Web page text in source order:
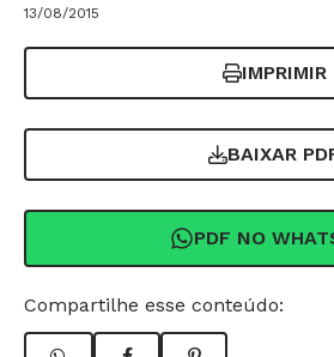
13/08/2015
IMPRIMIR
BAIXAR
PDF NO
Compartilhe esse conteúdo: